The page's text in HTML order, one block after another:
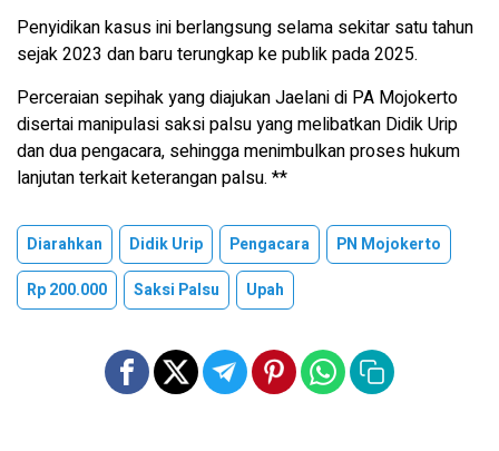
Penyidikan kasus ini berlangsung selama sekitar satu tahun
sejak 2023 dan baru terungkap ke publik pada 2025.
Perceraian sepihak yang diajukan Jaelani di PA Mojokerto
disertai manipulasi saksi palsu yang melibatkan Didik Urip
dan dua pengacara, sehingga menimbulkan proses hukum
lanjutan terkait keterangan palsu. **
Diarahkan Didik Urip Pengacara
PN Mojokerto
Rp 200.000
Saksi Palsu Upah